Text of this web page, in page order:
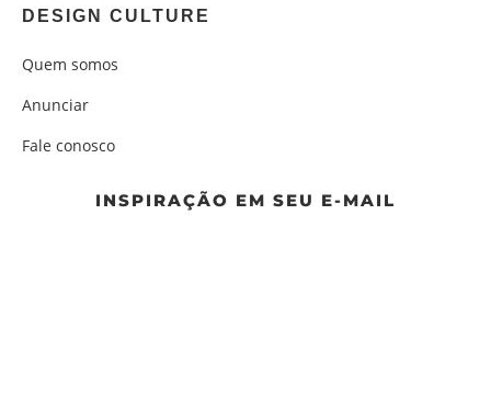
DESIGN CULTURE
Quem somos
Anunciar
Fale conosco
INSPIRAÇÃO EM SEU E-MAIL